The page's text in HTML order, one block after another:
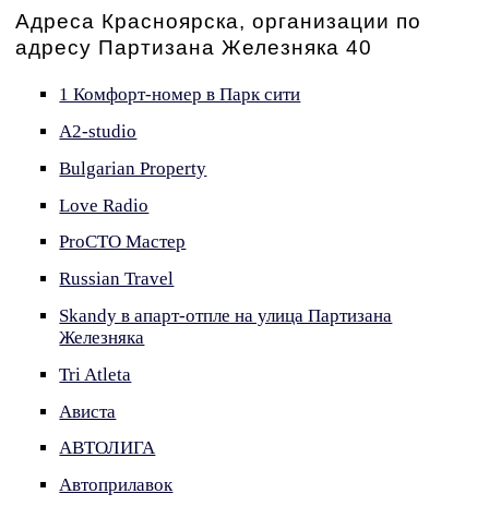
Адреса Красноярска, организации по
адресу Партизана Железняка 40
1 Комфорт-номер в Парк сити
A2-studio
Bulgarian Property
Love Radio
ProСТО Мастер
Russian Travel
Skandy в апарт-отпле на улица Партизана
Железняка
Tri Atleta
Ависта
АВТОЛИГА
Автоприлавок